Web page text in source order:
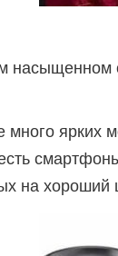
насыщенном
много ярких
на